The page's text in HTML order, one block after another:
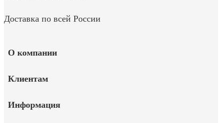
О компании
Клиентам
Информация
Доставка по всей России